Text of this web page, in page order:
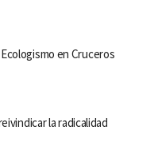
en Cruceros
la radicalidad